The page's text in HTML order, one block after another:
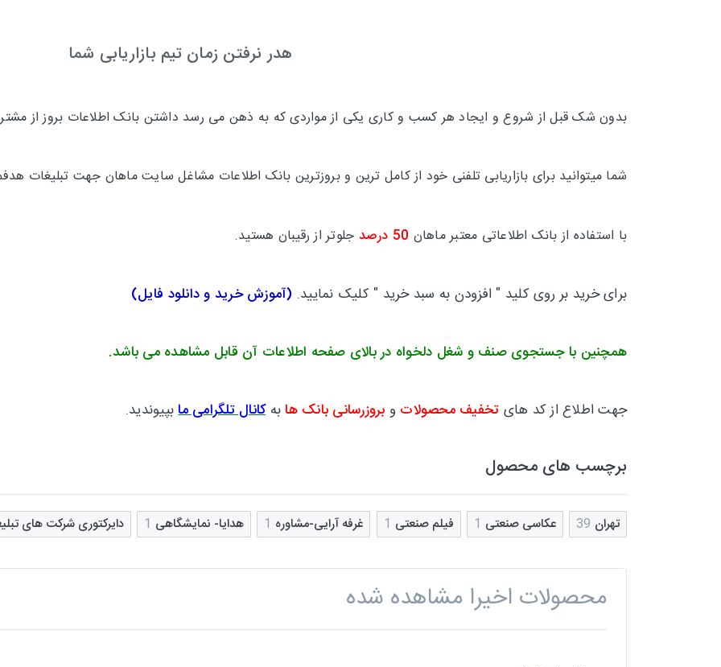
هدر نرفتن زمان تیم بازاریابی شما
بدون شک قبل از شروع و ایجاد هر کسب و کاری یکی از مواردی که به ذهن می رسد داشتن بانک اطلاعات بروز از
شما میتوانید برای بازاریابی تلفنی خود از کامل ترین و بروزترین بانک اطلاعات مشاغل سایت ماهان جهت تبلیغات
با استفاده از بانک اطلاعاتی معتبر ماهان 50 درصد جلوتراز رقیبان هستید.
برای خرید بر روی کلید " افزودن به سبد خرید " کلیک نمایید. (آموزش خرید و دانلود فایل)
همچنین با جستجوی صنف و شغل دلخواه در بالای صفحه اطلاعات آن قابل مشاهده می باشد.
جهت اطلاع از کد های تخفیف محصولات و بروزرسانی بانک هابهکانال تلگرامی مابپیوندید.
برچسب های محصول
تهران 39 عکاسی صنعتی 1 فیلم صنعتی 1 غرفه آرایی-مشاوره 1 هدایا- نمایشگاهی 1 دایرکتوری شرکت های
محصولات اخیرا مشاهده شده